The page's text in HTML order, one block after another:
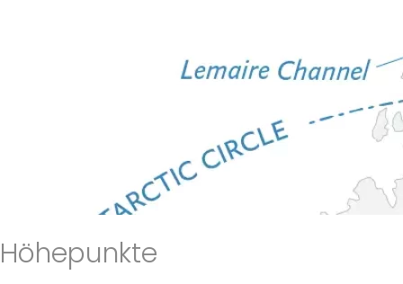
Höhepunkte